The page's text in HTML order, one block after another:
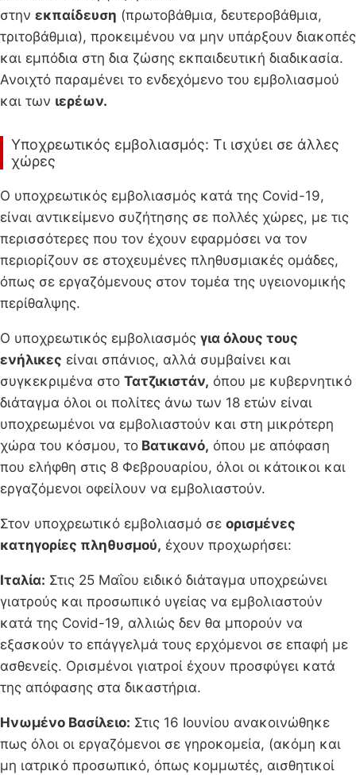
στην εκπαίδευση (πρωτοβάθμια, δευτεροβάθμια,
τριτοβάθμια), προκειμένου να μην υπάρξουν διακοπές
και εμπόδια στη δια ζώσης εκπαιδευτική διαδικασία.
Ανοιχτό παραμένει το ενδεχόμενο του εμβολιασμού
και των ιερέων.
Υποχρεωτικός εμβολιασμός: Τι ισχύει σε άλλες
χώρες
Ο υποχρεωτικός εμβολιασμός κατά της Covid-19,
είναι αντικείμενο συζήτησης σε πολλές χώρες, με τις
περισσότερες που τον έχουν εφαρμόσει να τον
περιορίζουν σε στοχευμένες πληθυσμιακές ομάδες,
όπως σε εργαζόμενους στον τομέα της υγειονομικής
περίθαλψης.
Ο υποχρεωτικός εμβολιασμός για όλους τους
ενήλικες είναι σπάνιος, αλλά συμβαίνει και
συγκεκριμένα στο Τατζικιστάν, όπου με κυβερνητικό
διάταγμα όλοι οι πολίτες άνω των 18 ετών είναι
υποχρεωμένοι να εμβολιαστούν και στη μικρότερη
χώρα του κόσμου, το Βατικανό, όπου με απόφαση
που ελήφθη στις 8 Φεβρουαρίου, όλοι οι κάτοικοι και
εργαζόμενοι οφείλουν να εμβολιαστούν.
Στον υποχρεωτικό εμβολιασμό σε ορισμένες
κατηγορίες πληθυσμού, έχουν προχωρήσει:
Ιταλία: Στις 25 Μαΐου ειδικό διάταγμα υποχρεώνει
γιατρούς και προσωπικό υγείας να εμβολιαστούν
κατά της Covid-19, αλλιώς δεν θα μπορούν να
εξασκούν το επάγγελμά τους ερχόμενοι σε επαφή με
ασθενείς. Ορισμένοι γιατροί έχουν προσφύγει κατά
της απόφασης στα δικαστήρια.
Ηνωμένο Βασίλειο: Στις 16 Ιουνίου ανακοινώθηκε
πως όλοι οι εργαζόμενοι σε γηροκομεία, (ακόμη και
μη ιατρικό προσωπικό, όπως κομμωτές, αισθητικοί